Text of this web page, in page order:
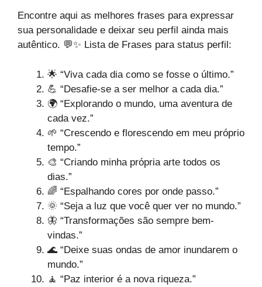
Encontre aqui as melhores frases para expressar
sua personalidade e deixar seu perfil ainda mais
autêntico. 💬✨ Lista de Frases para status perfil:
🌟 “Viva cada dia como se fosse o último.”
💪 “Desafie-se a ser melhor a cada dia.”
🌍 “Explorando o mundo, uma aventura de
cada vez.”
🌱 “Crescendo e florescendo em meu próprio
tempo.”
🎨 “Criando minha própria arte todos os
dias.”
🌈 “Espalhando cores por onde passo.”
🌞 “Seja a luz que você quer ver no mundo.”
🦋 “Transformações são sempre bem-
vindas.”
🌊 “Deixe suas ondas de amor inundarem o
mundo.”
🧘 “Paz interior é a nova riqueza.”